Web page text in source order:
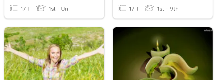
17 T 1st - Uni 17 T 1st - 9th